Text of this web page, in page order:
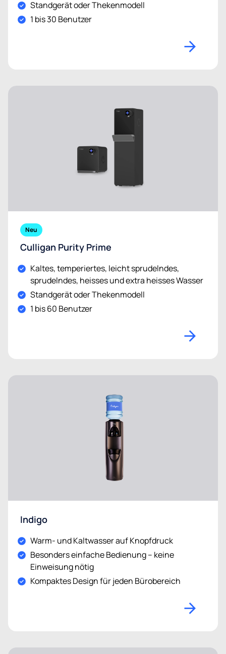
Standgerät oder Thekenmodell
1 bis 30 Benutzer
Neu
Culligan Purity Prime
Kaltes, temperiertes, leicht sprudelndes,
sprudelndes, heisses und extra heisses Wasser
Standgerät oder Thekenmodell
1 bis 60 Benutzer
Indigo
Warm- und Kaltwasser auf Knopfdruck
Besonders einfache Bedienung – keine
Einweisung nötig
Kompaktes Design für jeden Bürobereich